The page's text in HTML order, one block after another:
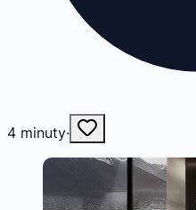
4 minuty·